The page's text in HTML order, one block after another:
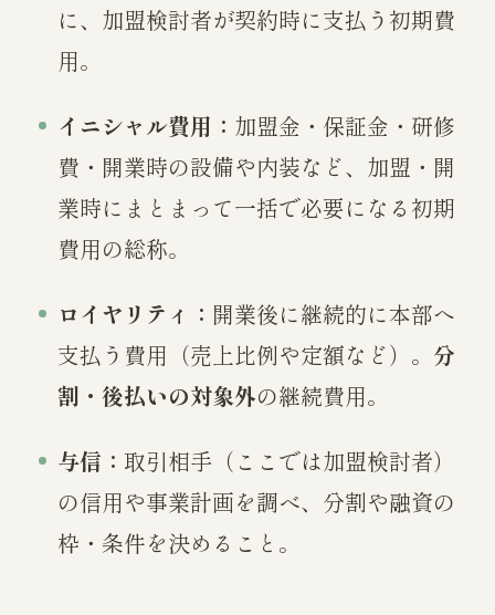
に、加盟検討者が契約時に支払う初期費
用。
イニシャル費用： 加盟金・保証金・研修
費・開業時の設備や内装など、加盟・開
業時にまとまって一括で必要になる初期
費用の総称。
ロイヤリティ： 開業後に継続的に本部へ
支払う費用（売上比例や定額など）。 分
割・後払いの対象外の継続費用。
与信： 取引相手（ここでは加盟検討者）
の信用や事業計画を調べ、分割や融資の
枠・条件を決めること。